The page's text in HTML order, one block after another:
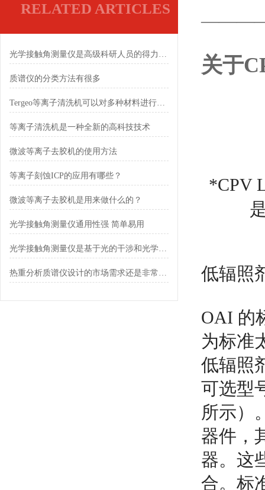
RELATED ARTICLES
光学接触角测量仪是高级科研人员的得力助手
质谱仪的分类方法有很多
Tergeo等离子清洗机可以对多种材料进行清洗
等离子清洗机是一种全新的高科技技术
微波等离子去胶机的使用方法
等离子刻蚀ICP的应用有哪些？
微波等离子去胶机是用来做什么的？
光学接触角测量仪通用性强 简单易用
光学接触角测量仪是基于光的干涉和光学成像原理设计的
热重分析质谱仪设计的市场需求还是非常大的
关于
*CPV
低辐照
OAI 的
为标准
低辐照
可选型
所示）
器件，
器。这
合。标